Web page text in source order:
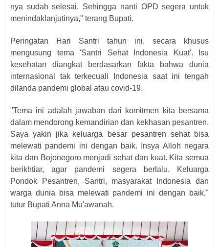
nya sudah selesai. Sehingga nanti OPD segera untuk
menindaklanjutinya," terang Bupati.
Peringatan Hari Santri tahun ini, secara khusus
mengusung tema 'Santri Sehat Indonesia Kuat'. Isu
kesehatan diangkat berdasarkan fakta bahwa dunia
internasional tak terkecuali Indonesia saat ini tengah
dilanda pandemi global atau covid-19.
"Tema ini adalah jawaban dari komitmen kita bersama
dalam mendorong kemandirian dan kekhasan pesantren.
Saya yakin jika keluarga besar pesantren sehat bisa
melewati pandemi ini dengan baik. Insya Alloh negara
kita dan Bojonegoro menjadi sehat dan kuat. Kita semua
berikhtiar, agar pandemi segera berlalu. Keluarga
Pondok Pesantren, Santri, masyarakat Indonesia dan
warga dunia bisa melewati pandemi ini dengan baik,"
tutur Bupati Anna Mu'awanah.